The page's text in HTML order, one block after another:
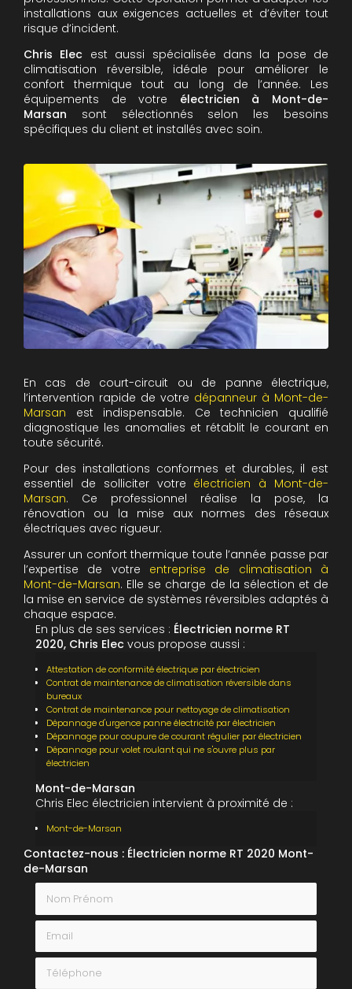
installations aux exigences actuelles et d’éviter tout
risque d’incident.
Chris Elec est aussi spécialisée dans la pose de
climatisation réversible, idéale pour améliorer le
confort thermique tout au long de l’année. Les
équipements de votre électricien à Mont-de-
Marsan sont sélectionnés selon les besoins
spécifiques du client et installés avec soin.
En cas de court-circuit ou de panne électrique,
l’intervention rapide de votre dépanneur à Mont-de-
Marsan est indispensable. Ce technicien qualifié
diagnostique les anomalies et rétablit le courant en
toute sécurité.
Pour des installations conformes et durables, il est
essentiel de solliciter votre électricien à Mont-de-
Marsan. Ce professionnel réalise la pose, la
rénovation ou la mise aux normes des réseaux
électriques avec rigueur.
Assurer un confort thermique toute l’année passe par
l’expertise de votre entreprise de climatisation à
Mont-de-Marsan. Elle se charge de la sélection et de
la mise en service de systèmes réversibles adaptés à
chaque espace.
En plus de ses services : Électricien norme RT
2020, Chris Elec vous propose aussi :
Attestation de conformité électrique par électricien
Contrat de maintenance de climatisation réversible dans
bureaux
Contrat de maintenance pour nettoyage de climatisation
Dépannage d'urgence panne électricité par électricien
Dépannage pour coupure de courant régulier par électricien
Dépannage pour volet roulant qui ne s'ouvre plus par
électricien
Mont-de-Marsan
Chris Elec électricien intervient à proximité de :
Mont-de-Marsan
Contactez-nous : Électricien norme RT 2020 Mont-
de-Marsan
Nom Prénom
Email
Téléphone